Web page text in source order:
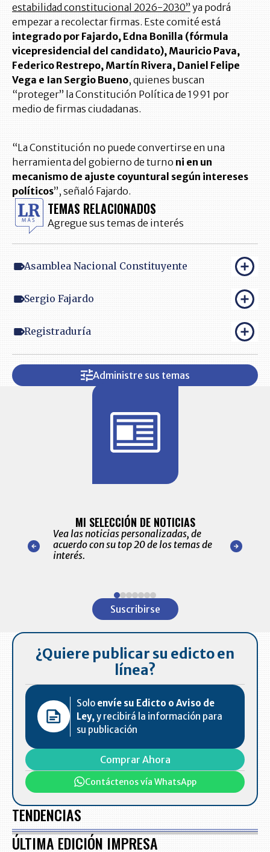
estabilidad constitucional 2026-2030” ya podrá
empezar a recolectar firmas. Este comité está
integrado por Fajardo, Edna Bonilla (fórmula
vicepresidencial del candidato), Mauricio Pava,
Federico Restrepo, Martín Rivera, Daniel Felipe
Vega e Ian Sergio Bueno, quienes buscan
“proteger” la Constitución Política de 1991 por
medio de firmas ciudadanas.
“La Constitución no puede convertirse en una
herramienta del gobierno de turno ni en un
mecanismo de ajuste coyuntural según intereses
políticos”, señaló Fajardo.
TEMAS RELACIONADOS
Agregue sus temas de interés
Asamblea Nacional Constituyente
Sergio Fajardo
Registraduría
Administre sus temas
nuestro
para
MI SELECCIÓN DE NOTICIAS
Vea las noticias personalizadas, de
acuerdo con su top 20 de los temas de
interés.
de las
Suscribirse
¿Quiere publicar su edicto en
línea?
Solo envíe su Edicto o Aviso de
Ley, y recibirá la información para
su publicación
Comprar Ahora
Contáctenos vía WhatsApp
TENDENCIAS
ÚLTIMA EDICIÓN IMPRESA